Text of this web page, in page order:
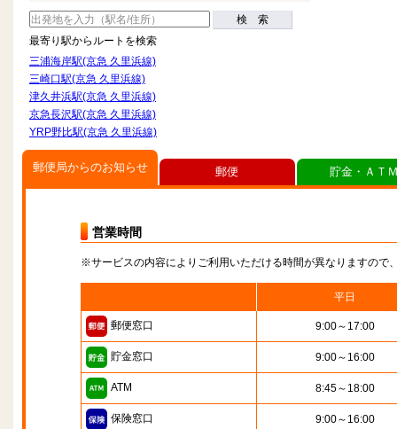
検 索
最寄り駅からルートを検索
三浦海岸駅(京急 久里浜線)
三崎口駅(京急 久里浜線)
津久井浜駅(京急 久里浜線)
京急長沢駅(京急 久里浜線)
YRP野比駅(京急 久里浜線)
郵便局からのお知らせ
営業時間
※サービスの内容によりご利用いただける時間が異なりますので
平日
郵便窓口 9:00～17:00
貯金窓口 9:00～16:00
ATM 8:45～18:00
保険窓口 9:00～16:00
郵便 貯金・ＡＴ